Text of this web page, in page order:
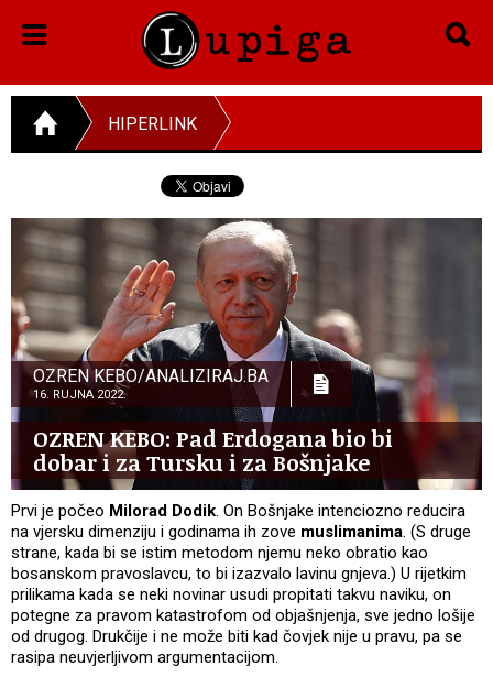
HIPERLINK
OZREN KEBO/ANALIZIRAJ.BA
16. RUJNA 2022.
OZREN KEBO: Pad Erdogana bio bi
dobar i za Tursku i za Bošnjake
Prvi je počeo Milorad Dodik. On Bošnjake intenciozno reducira
na vjersku dimenziju i godinama ih zove muslimanima. (S druge
strane, kada bi se istim metodom njemu neko obratio kao
bosanskom pravoslavcu, to bi izazvalo lavinu gnjeva.) U rijetkim
prilikama kada se neki novinar usudi propitati takvu naviku, on
potegne za pravom katastrofom od objašnjenja, sve jedno lošije
od drugog. Drukčije i ne može biti kad čovjek nije u pravu, pa se
rasipa neuvjerljivom argumentacijom.